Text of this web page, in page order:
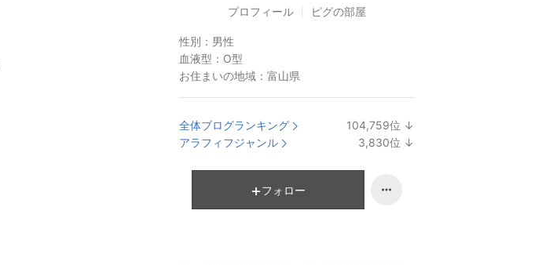
プロフィール ピグの部屋
性別： 男性
血液型： O型
お住まいの地域： 富山県
全体ブログランキング 104,759位 ↓
アラフィフジャンル 3,830位 ↓
フォロー